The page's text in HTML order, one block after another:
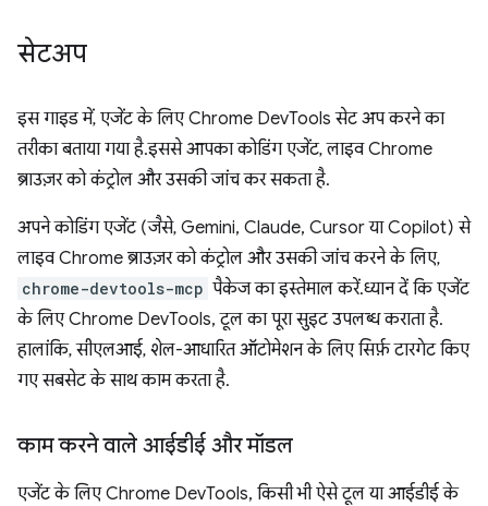
सेटअप
इस गाइड में, एजेंट के लिए Chrome DevTools सेट अप करने का
तरीका बताया गया है. इससे आपका कोडिंग एजेंट, लाइव Chrome
ब्राउज़र को कंट्रोल और उसकी जांच कर सकता है.
अपने कोडिंग एजेंट (जैसे, Gemini, Claude, Cursor या Copilot) से
लाइव Chrome ब्राउज़र को कंट्रोल और उसकी जांच करने के लिए,
chrome-devtools-mcp पैकेज का इस्तेमाल करें. ध्यान दें कि एजेंट
के लिए Chrome DevTools, टूल का पूरा सुइट उपलब्ध कराता है.
हालांकि, सीएलआई, शेल-आधारित ऑटोमेशन के लिए सिर्फ़ टारगेट किए
गए सबसेट के साथ काम करता है.
काम करने वाले आईडीई और मॉडल
एजेंट के लिए Chrome DevTools, किसी भी ऐसे टूल या आईडीई के